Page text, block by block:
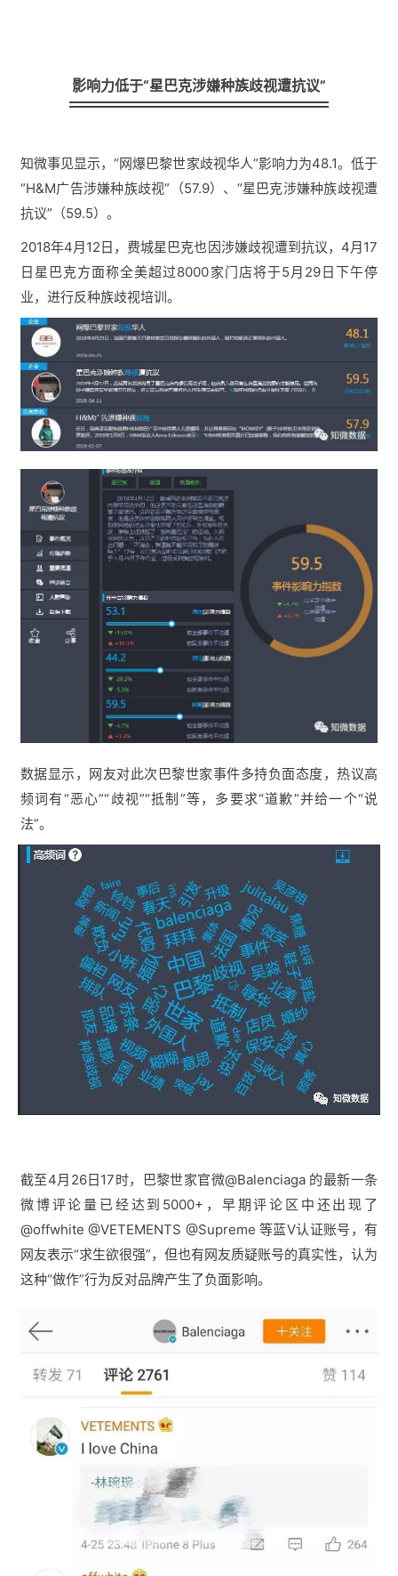
影响力低于“星巴克涉嫌种族歧视遭抗议”
知微事见显示，“网爆巴黎世家歧视华人”影响力为48.1。低于
“H&M广告涉嫌种族歧视”（57.9）、 “星巴克涉嫌种族歧视遭
抗议”（59.5）。
2018年4月12日，费城星巴克也因涉嫌歧视遭到抗议，4月17
日星巴克方面称全美超过8000家门店将于5月29日下午停
业，进行反种族歧视培训。
数据显示，网友对此次巴黎世家事件多持负面态度，热议高
频词有“恶心”“歧视”“抵制”等，多要求“道歉”并给一个“说
法”。
截至4月26日17时，巴黎世家官微@Balenciaga 的最新一条
微博评论量已经达到5000+，早期评论区中还出现了
@offwhite @VETEMENTS @Supreme 等蓝V认证账号，有
网友表示“求生欲很强”，但也有网友质疑账号的真实性，认为
这种“做作”行为反对品牌产生了负面影响。